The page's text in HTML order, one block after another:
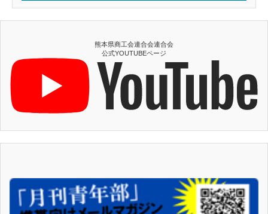
熊本県商工会連合会連合会
公式YOUTUBEページ